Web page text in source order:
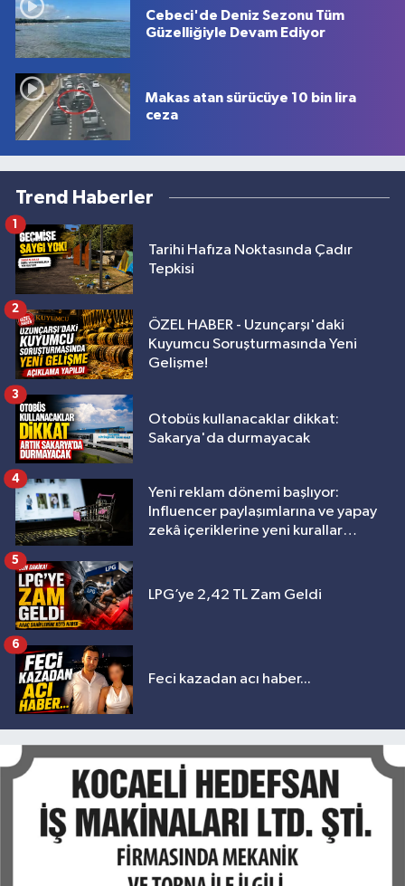
Cebeci'de Deniz Sezonu Tüm
Güzelliğiyle Devam Ediyor
Makas atan sürücüye 10 bin lira
ceza
Trend Haberler
Tarihi Hafıza Noktasında Çadır
Tepkisi
1
ÖZEL HABER - Uzunçarşı'daki
Kuyumcu Soruşturmasında Yeni
Gelişme!
2
Otobüs kullanacaklar dikkat:
Sakarya'da durmayacak
3
Yeni reklam dönemi başlıyor:
Influencer paylaşımlarına ve yapay
zekâ içeriklerine yeni kurallar
4
LPG’ye 2,42 TL Zam Geldi
5
Feci kazadan acı haber...
6